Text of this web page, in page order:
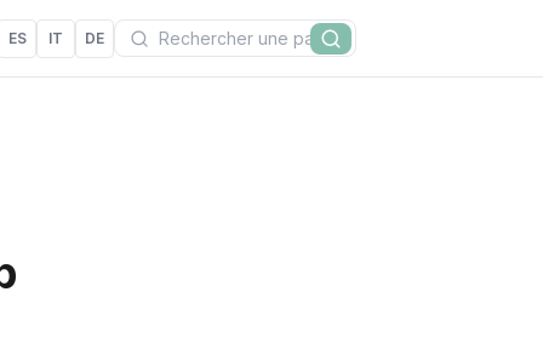
ES IT DE Recherchez
Rechercher